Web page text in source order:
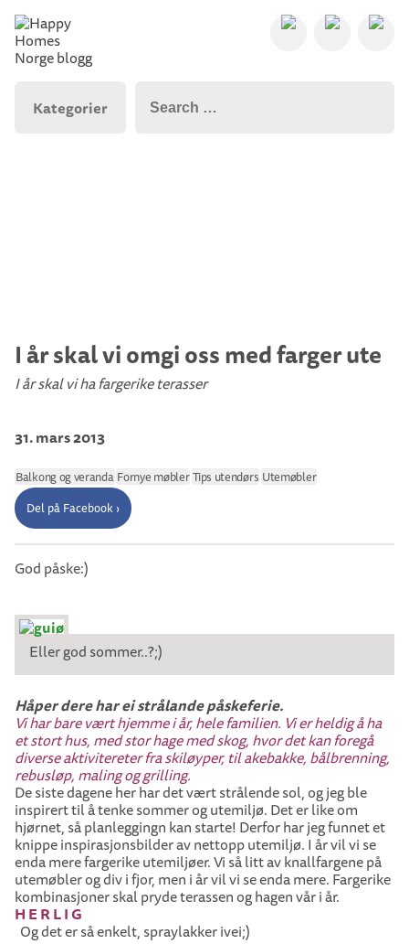
Kategorier
I år skal vi omgi oss med farger ute
I år skal vi ha fargerike terasser
31. mars 2013
Balkong og veranda Fornye møblerTips utendørs Utemøbler
Del på Facebook ›
God påske:)
Eller god sommer..?;)
Håper dere har ei strålande påskeferie.
Vi har bare vært hjemme i år, hele familien. Vi er heldig å ha
et stort hus, med stor hage med skog, hvor det kan foregå
diverse aktivitereter fra skiløyper, til akebakke, bålbrenning,
rebusløp, maling og grilling.
De siste dagene her har det vært strålende sol, og jeg ble
inspirert til å tenke sommer og utemiljø. Det er like om
hjørnet, så planleggingn kan starte! Derfor har jeg funnet et
knippe inspirasjonsbilder av nettopp utemiljø. I år vil vi se
enda mere fargerike utemiljøer. Vi så litt av knallfargene på
utemøbler og div i fjor, men i år vil vi se enda mere. Fargerike
kombinasjoner skal pryde terassen og hagen vår i år.
H E R L I G
Og det er så enkelt, spraylakker ivei;)